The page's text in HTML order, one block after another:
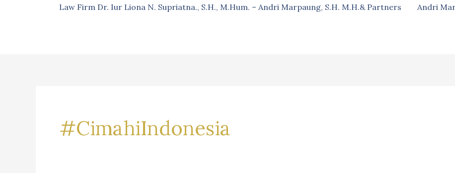
Law Firm Dr. Iur Liona N. Supriatna., S.H., M.Hum. – Andri Marpaung, S.H. M.H.& Partners Andri
#CimahiIndonesia